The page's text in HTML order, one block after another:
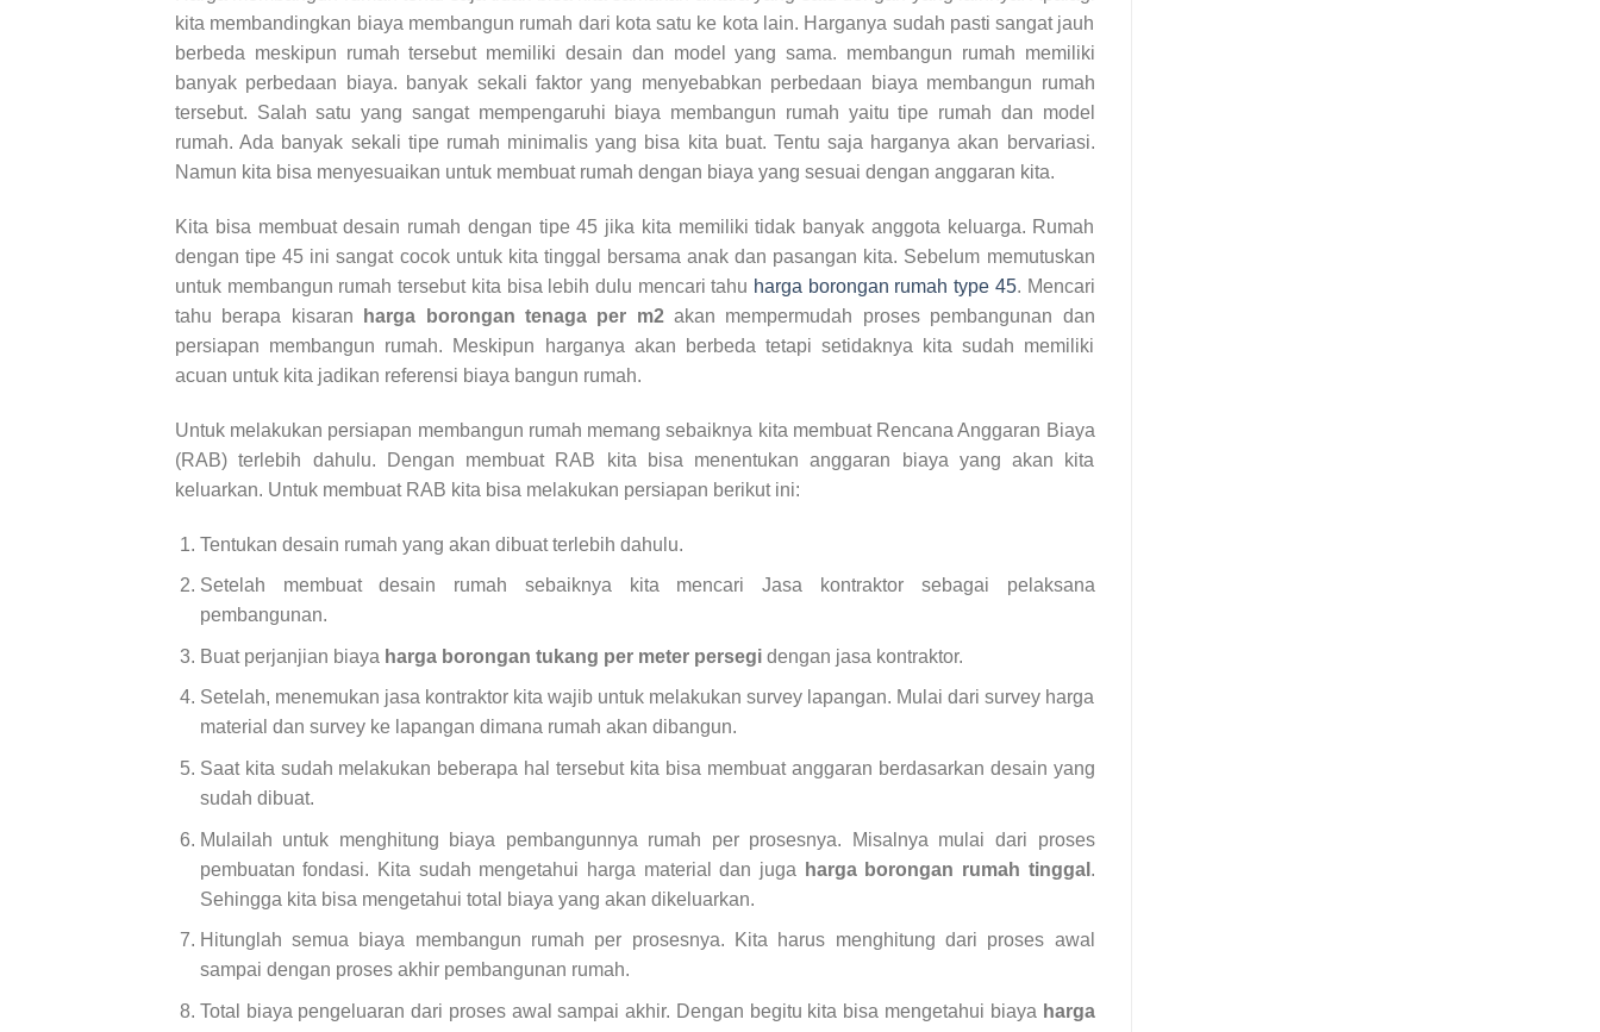
kita membandingkan biaya membangun rumah dari kota satu ke kota lain. Harganya sudah pasti sangat jauh
berbeda meskipun rumah tersebut memiliki desain dan model yang sama. membangun rumah memiliki
banyak perbedaan biaya. banyak sekali faktor yang menyebabkan perbedaan biaya membangun rumah
tersebut. Salah satu yang sangat mempengaruhi biaya membangun rumah yaitu tipe rumah dan model
rumah. Ada banyak sekali tipe rumah minimalis yang bisa kita buat. Tentu saja harganya akan bervariasi.
Namun kita bisa menyesuaikan untuk membuat rumah dengan biaya yang sesuai dengan anggaran kita.
Kita bisa membuat desain rumah dengan tipe 45 jika kita memiliki tidak banyak anggota keluarga. Rumah
dengan tipe 45 ini sangat cocok untuk kita tinggal bersama anak dan pasangan kita. Sebelum memutuskan
untuk membangun rumah tersebut kita bisa lebih dulu mencari tahu harga borongan rumah type 45. Mencari
tahu berapa kisaran
harga borongan tenaga per m2akan mempermudah proses pembangunan dan
persiapan membangun rumah. Meskipun harganya akan berbeda tetapi setidaknya kita sudah memiliki
acuan untuk kita jadikan referensi biaya bangun rumah.
Untuk melakukan persiapan membangun rumah memang sebaiknya kita membuat Rencana Anggaran Biaya
(RAB) terlebih dahulu. Dengan membuat RAB kita bisa menentukan anggaran biaya yang akan kita
keluarkan. Untuk membuat RAB kita bisa melakukan persiapan berikut ini:
Tentukan desain rumah yang akan dibuat terlebih dahulu.
Setelah membuat desain rumah sebaiknya kita mencari Jasa kontraktor sebagai pelaksana
pembangunan.
Buat perjanjian biaya harga borongan tukang per meter persegidengan jasa kontraktor.
Setelah, menemukan jasa kontraktor kita wajib untuk melakukan survey lapangan. Mulai dari survey harga
material dan survey ke lapangan dimana rumah akan dibangun.
Saat kita sudah melakukan beberapa hal tersebut kita bisa membuat anggaran berdasarkan desain yang
sudah dibuat.
Mulailah untuk menghitung biaya pembangunnya rumah per prosesnya. Misalnya mulai dari proses
pembuatan fondasi. Kita sudah mengetahui harga material dan juga
harga borongan rumah tinggal .
Sehingga kita bisa mengetahui total biaya yang akan dikeluarkan.
Hitunglah semua biaya membangun rumah per prosesnya. Kita harus menghitung dari proses awal
sampai dengan proses akhir pembangunan rumah.
Total biaya pengeluaran dari proses awal sampai akhir. Dengan begitu kita bisa mengetahui biaya harga